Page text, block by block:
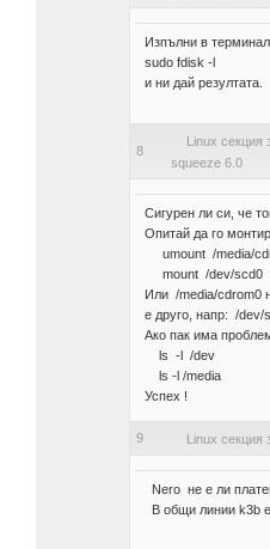
Изпълни в
sudo fdisk -l
и ни дай резултата.
8
Linux секция
squeeze 6.0
Сигурен ли си, че
Опитай да го
umount /media/
mount /dev/scd0 /
Или /media/cdrom0
е друго, напр: /dev/
Ако пак има
ls -l /dev
ls -l /media
Успех !
9 Linux секция
Nero не е ли
В общи линии k3b